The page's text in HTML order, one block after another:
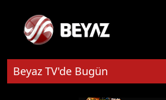
Beyaz TV'de Bugün